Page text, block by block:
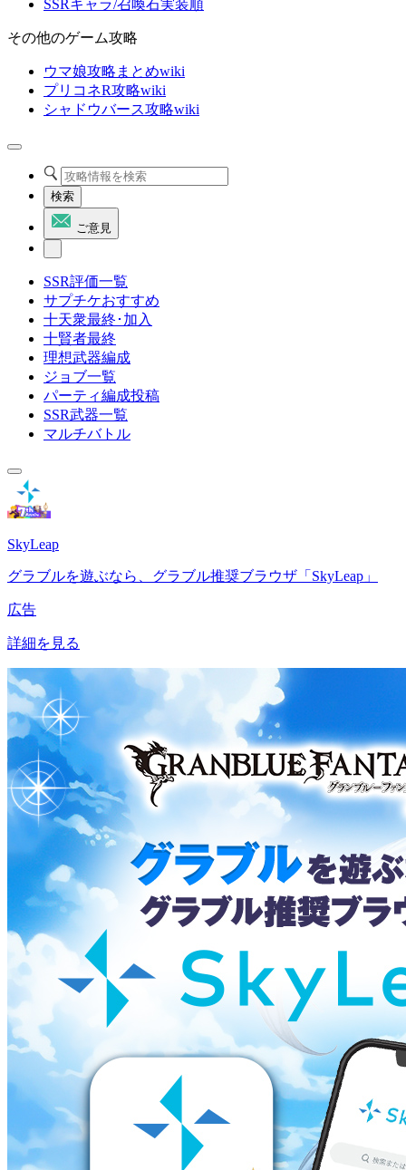
SSRキャラ/召喚石実装順
その他のゲーム攻略
ウマ娘攻略まとめwiki
プリコネR攻略wiki
シャドウバース攻略wiki
検索
ご意見
SSR評価一覧
サプチケおすすめ
十天衆最終･加入
十賢者最終
理想武器編成
ジョブ一覧
パーティ編成投稿
SSR武器一覧
マルチバトル
SkyLeap
グラブルを遊ぶなら、グラブル推奨ブラウザ「SkyLeap」
広告
詳細を見る